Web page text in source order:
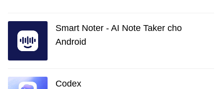
Smart Noter - AI Note Taker cho
Android
Codex